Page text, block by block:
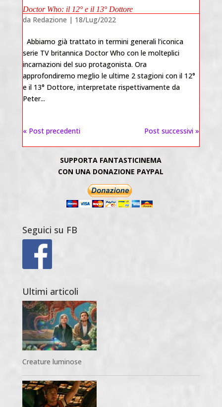
Doctor Who: il 12° e il 13° Dottore
da Redazione | 18/Lug/2022
Abbiamo già trattato in termini generali l’iconica
serie TV britannica Doctor Who con le molteplici
incarnazioni del suo protagonista. Ora
approfondiremo meglio le ultime 2 stagioni con il 12°
e il 13° Dottore, interpretate rispettivamente da
Peter...
« Post precedenti Post successivi »
SUPPORTA FANTASTICINEMA
CON UNA DONAZIONE PAYPAL
Seguici su FB
Ultimi articoli
Creature luminose